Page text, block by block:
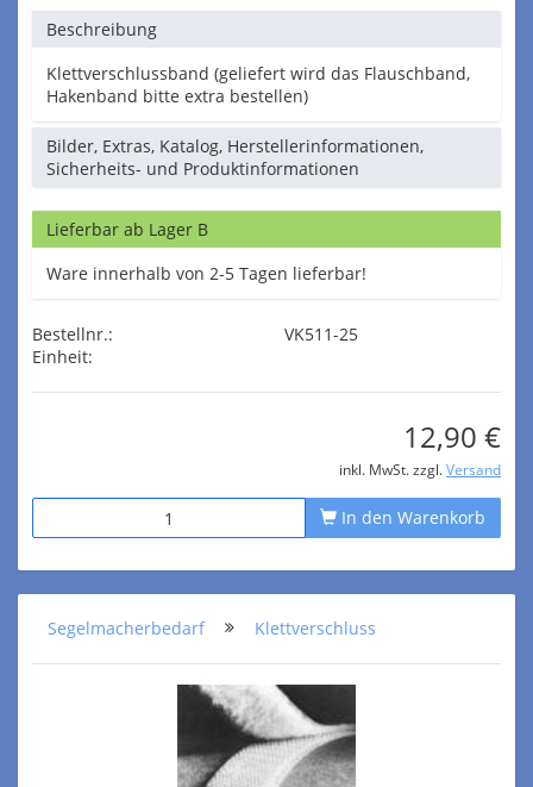
Beschreibung
Klettverschlussband (geliefert wird das Flauschband,
Hakenband bitte extra bestellen)
Bilder, Extras, Katalog, Herstellerinformationen,
Sicherheits- und Produktinformationen
Lieferbar ab Lager B
Ware innerhalb von 2-5 Tagen lieferbar!
Bestellnr.:
VK511-25
Einheit:
12,90 €
inkl. MwSt. zzgl. Versand
In den Warenkorb
Segelmacherbedarf Klettverschluss